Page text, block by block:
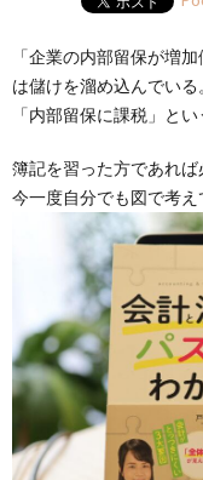
「企業の内部留保が増
は儲けを溜め込んでい
「内部留保に課税」と
簿記を習った方であれば
今一度自分でも図で考え